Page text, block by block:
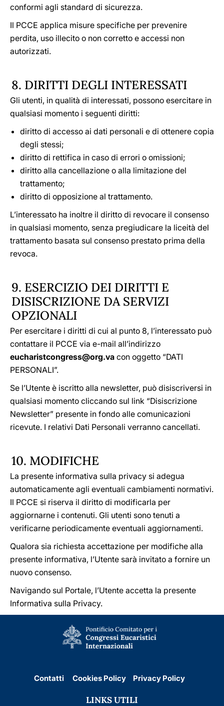
conformi agli standard di sicurezza.
Il PCCE applica misure specifiche per prevenire
perdita, uso illecito o non corretto e accessi non
autorizzati.
8. DIRITTI DEGLI INTERESSATI
Gli utenti, in qualità di interessati, possono esercitare in
qualsiasi momento i seguenti diritti:
diritto di accesso ai dati personali e di ottenere copia
degli stessi;
diritto di rettifica in caso di errori o omissioni;
diritto alla cancellazione o alla limitazione del
trattamento;
diritto di opposizione al trattamento.
L’interessato ha inoltre il diritto di revocare il consenso
in qualsiasi momento, senza pregiudicare la liceità del
trattamento basata sul consenso prestato prima della
revoca.
9. ESERCIZIO DEI DIRITTI E
DISISCRIZIONE DA SERVIZI
OPZIONALI
Per esercitare i diritti di cui al punto 8, l’interessato può
contattare il PCCE via e-mail all’indirizzo
eucharistcongress@org.va con oggetto “DATI
PERSONALI”.
Se l’Utente è iscritto alla newsletter, può disiscriversi in
qualsiasi momento cliccando sul link “Disiscrizione
Newsletter” presente in fondo alle comunicazioni
ricevute. I relativi Dati Personali verranno cancellati.
10. MODIFICHE
La presente informativa sulla privacy si adegua
automaticamente agli eventuali cambiamenti normativi.
Il PCCE si riserva il diritto di modificarla per
aggiornarne i contenuti. Gli utenti sono tenuti a
verificarne periodicamente eventuali aggiornamenti.
Qualora sia richiesta accettazione per modifiche alla
presente informativa, l’Utente sarà invitato a fornire un
nuovo consenso.
Navigando sul Portale, l’Utente accetta la presente
Informativa sulla Privacy.
Contatti Cookies Policy Privacy Policy
LINKS UTILI